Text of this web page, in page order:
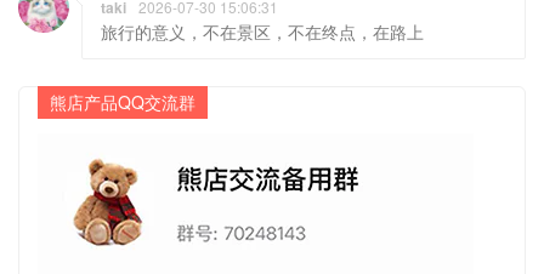
taki 2026-07-30 15:06:31
旅行的意义，不在景区，不在终点，在路上
熊店产品QQ交流群